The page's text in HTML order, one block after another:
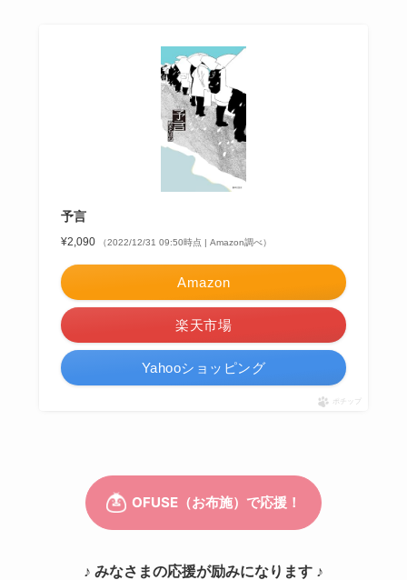
予言
¥2,090 （2022/12/31 09:50時点 | Amazon調べ）
Amazon
楽天市場
Yahooショッピング
ポチップ
♪ みなさまの応援が励みになります ♪